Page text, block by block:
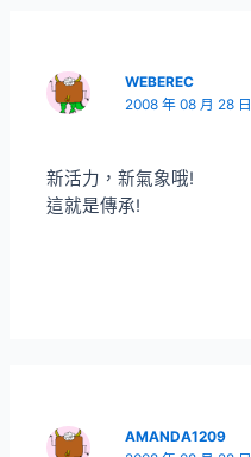
WEBEREC
2008 年 08 月 28
新活力，新氣象哦!
這就是傳承!
AMANDA1209